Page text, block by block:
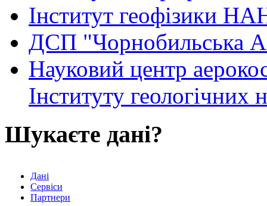
Інститут геофізики
ДСП "Чорнобильська
Науковий центр
Інституту
Шукаєте дані?
Дані
Сервіси
Партнери